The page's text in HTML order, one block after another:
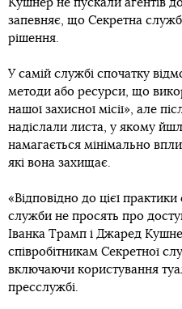
Кушнер не пускали агентів
запевняє, що Секретна
рішення.
У самій службі спочатку
методи або ресурси, що
нашої захисної місії», але
надіслали листа, у якому
намагається мінімально
які вона захищає.
«Відповідно до цієї
служби не просять про
Іванка Трамп і Джаред
співробітникам Секретної
включаючи користування
пресслужбі.